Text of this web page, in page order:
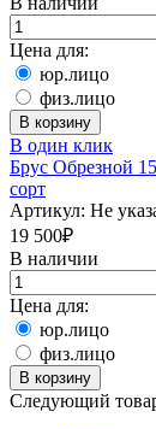
Цена для:
юр.лицо
физ.лицо
В корзину
В один клик
Брус Обрезной
сорт
Артикул: Не
19 500₽
В наличии
Цена для:
юр.лицо
физ.лицо
В корзину
Следующий